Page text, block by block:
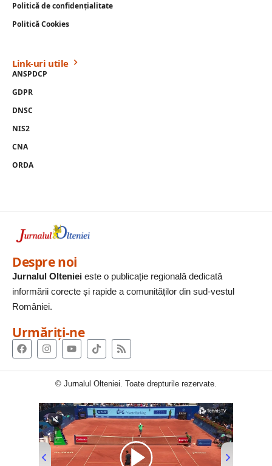
Politică de confidențialitate
Politică Cookies
Link-uri utile
ANSPDCP
GDPR
DNSC
NIS2
CNA
ORDA
Despre noi
Jurnalul Olteniei este o publicație regională dedicată
informării corecte și rapide a comunităților din sud-vestul
României.
Urmăriți-ne
© Jurnalul Olteniei. Toate drepturile rezervate.